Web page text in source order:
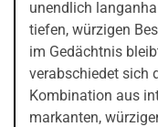
unendlich
tiefen, würzigen
im Gedächtnis
verabschiedet sich
Kombination aus
markanten,